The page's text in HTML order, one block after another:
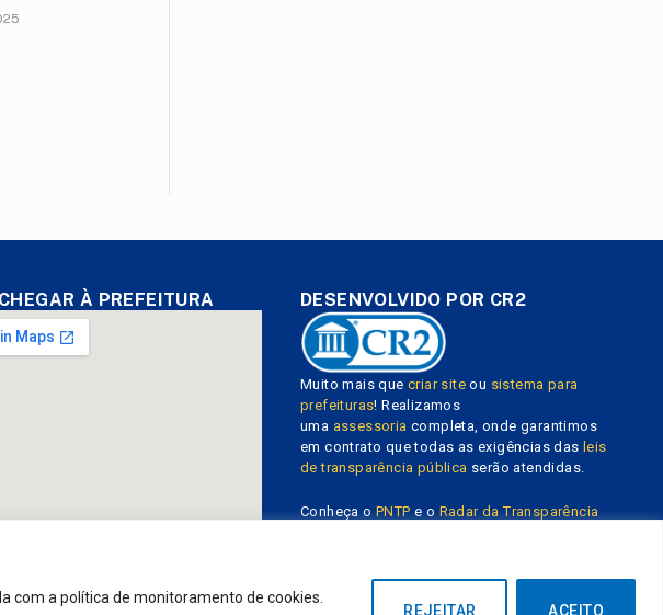
com a política de monitoramento de cookies.
REJEITAR ACEITO
À PREFEITURA DESENVOLVIDO POR CR2
Muito mais quecriar site ou sistema para
prefeituras! Realizamos
uma assessoria completa, onde garantimos
em contrato que todas as exigências das leis
de transparência pública serão atendidas.
Conheça oPNTP e o Radar da Transparência